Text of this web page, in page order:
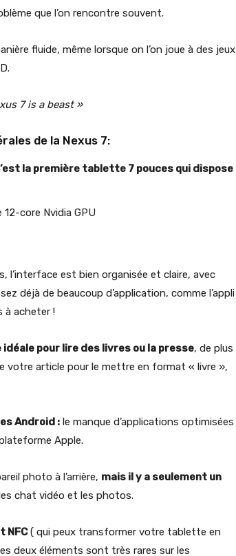
que l’on rencontre souvent.
fluide, même lorsque on l’on joue à des jeux
7 is a beast »
de la Nexus 7:
la première tablette 7 pouces qui dispose
12-core Nvidia GPU
l’interface est bien organisée et claire, avec
déjà de beaucoup d’application, comme l’appli
à acheter !
pour lire des livres ou la presse, de plus
article pour le mettre en format « livre »,
Android : le manque d’applications optimisées
Apple.
photo à l’arrière, mais il y a seulement un
chat vidéo et les photos.
NFC( qui peux transformer votre tablette en
deux éléments sont très rares sur les